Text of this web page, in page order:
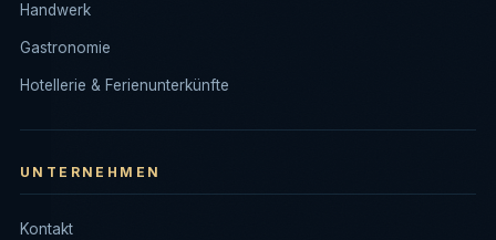
Handwerk
Gastronomie
Hotellerie & Ferienunterkünfte
UNTERNEHMEN
Kontakt